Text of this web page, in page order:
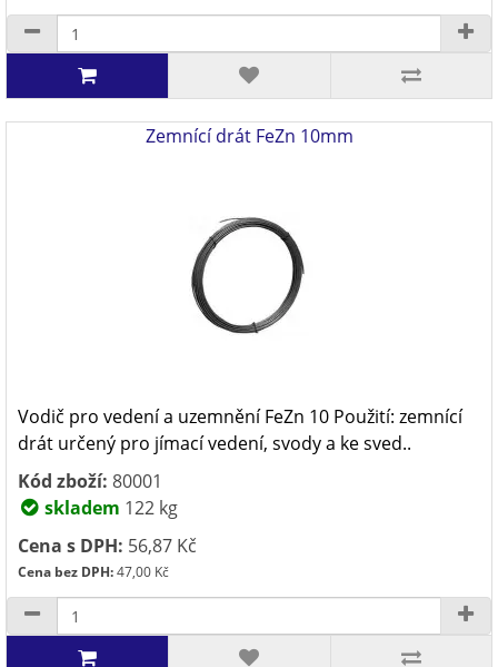
Zemnící drát FeZn 10mm
Vodič pro vedení a uzemnění FeZn 10 Použití: zemnící
drát určený pro jímací vedení, svody a ke sved..
Kód zboží: 80001
skladem 122 kg
Cena s DPH: 56,87 Kč
Cena bez DPH:47,00 Kč